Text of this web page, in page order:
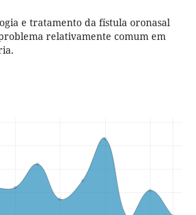
e tratamento da fístula oronasal
relativamente comum em